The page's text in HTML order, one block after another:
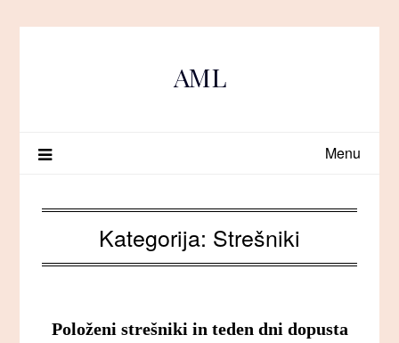
AML
Menu
Kategorija: Strešniki
Položeni strešniki in teden dni dopusta